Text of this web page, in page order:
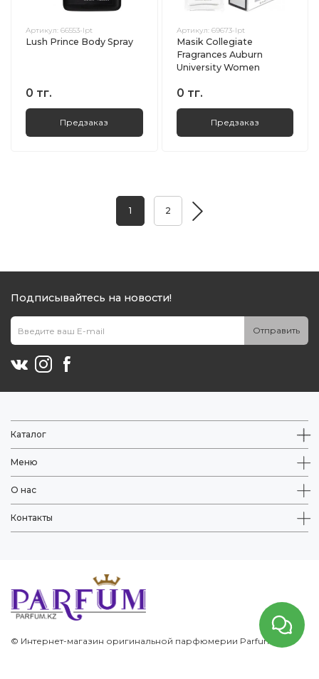
Артикул: 66553-lpt
Lush Prince Body Spray
0 тг.
Предзаказ
Артикул: 69673-lpt
Masik Collegiate
Fragrances Auburn
University Women
0 тг.
Предзаказ
1 2
Подписывайтесь на новости!
Отправить
Каталог
Меню
О нас
Контакты
© Интернет-магазин оригинальной парфюмерии Parfum.kz